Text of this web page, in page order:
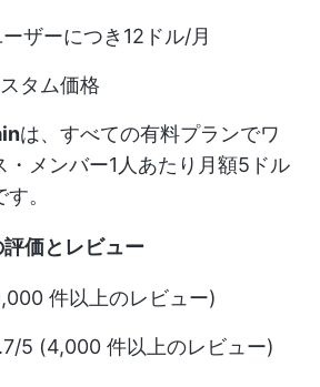
ーザーにつき12ドル/月
タム価格
は、すべての有料プランでワ
・メンバー1人あたり月額5ドル
。
価とレビュー
件以上のレビュー)
5 (4,000 件以上のレビュー)